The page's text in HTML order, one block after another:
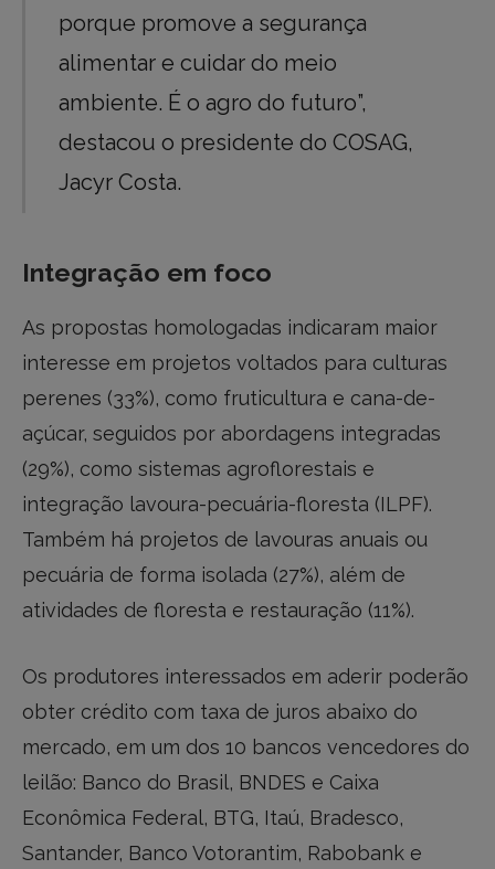
porque promove a segurança
alimentar e cuidar do meio
ambiente. É o agro do futuro”,
destacou o presidente do COSAG,
Jacyr Costa.
Integração em foco
As propostas homologadas indicaram maior
interesse em projetos voltados para culturas
perenes (33%), como fruticultura e cana-de-
açúcar, seguidos por abordagens integradas
(29%), como sistemas agroflorestais e
integração lavoura-pecuária-floresta (ILPF).
Também há projetos de lavouras anuais ou
pecuária de forma isolada (27%), além de
atividades de floresta e restauração (11%).
Os produtores interessados em aderir poderão
obter crédito com taxa de juros abaixo do
mercado, em um dos 10 bancos vencedores do
leilão: Banco do Brasil, BNDES e Caixa
Econômica Federal, BTG, Itaú, Bradesco,
Santander, Banco Votorantim, Rabobank e